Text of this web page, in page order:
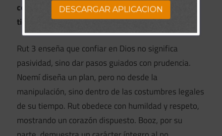
confianza en que Dios cumplirá Su propósito en el
tiempo correcto.
Rut 3 enseña que confiar en Dios no significa
pasividad, sino dar pasos guiados con prudencia.
Noemí diseña un plan, pero no desde la
manipulación, sino dentro de las costumbres legales
de su tiempo. Rut obedece con humildad y respeto,
mostrando un corazón dispuesto. Booz, por su
DESCARGAR APLICACION